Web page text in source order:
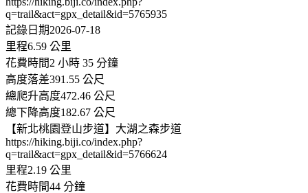
q=trail&act=gpx_detail&id=5765935
記錄日期2026-07-18
里程6.59 公里
花費時間2 小時 35 分鐘
高度落差391.55 公尺
總爬升高度472.46 公尺
總下降高度182.67 公尺
【新北桃園登山步道】大湖之森步道
https://hiking.biji.co/index.php?
q=trail&act=gpx_detail&id=5766624
里程2.19 公里
花費時間44 分鐘